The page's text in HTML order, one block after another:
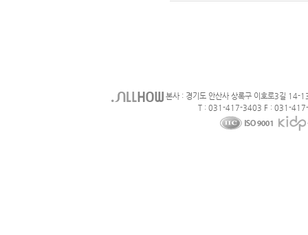
본사 : 경기도 안산사 상록구 이호로3길 14-
T : 031-417-3403 F : 031-